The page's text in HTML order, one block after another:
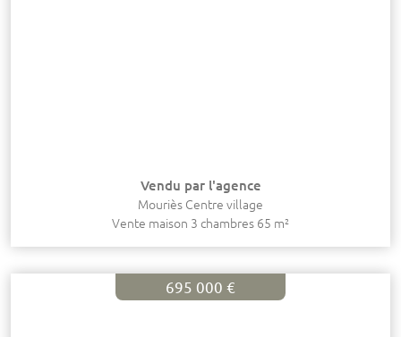
Vendu par l'agence
Mouriès Centre village
Vente maison 3 chambres 65 m²
695 000 €